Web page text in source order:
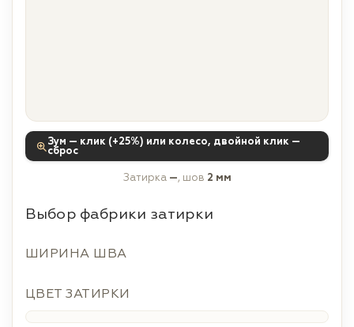
Зум — клик (+25%) или колесо, двойной клик —
сброс
Затирка —, шов 2 мм
Выбор фабрики затирки
ШИРИНА ШВА
ЦВЕТ ЗАТИРКИ